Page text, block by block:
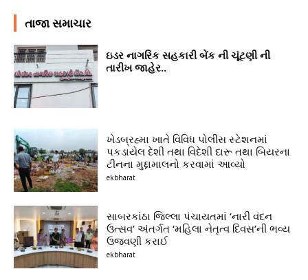
તાજા સમાચાર
ઇડર નાગરિક સહકારી બેંક ની ચૂંટણી ની
તારીખ જાહેર..
ખેડબ્રહ્મા ખાતે વિવિધ પોલીસ સ્ટેશનમાં
પકડાયેલ દેશી તથા વિદેશી દારૂ તથા બિયરના
ટીનના મુદ્દામાલનો કરવામાં આવ્યો
ekbharat
સાબરકાંઠા જિલ્લા પંચાયતમાં ‘નારી વંદન
ઉત્સવ’ અંતર્ગત ‘મહિલા નેતૃત્વ દિવસ’ની ભવ્ય
ઉજવણી કરાઈ
ekbharat